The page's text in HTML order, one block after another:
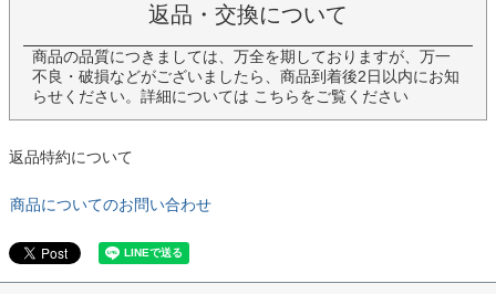
返品・交換について
商品の品質につきましては、万全を期しておりますが、万一
不良・破損などがございましたら、商品到着後2日以内にお知
らせください。詳細については こちらをご覧ください
返品特約について
商品についてのお問い合わせ